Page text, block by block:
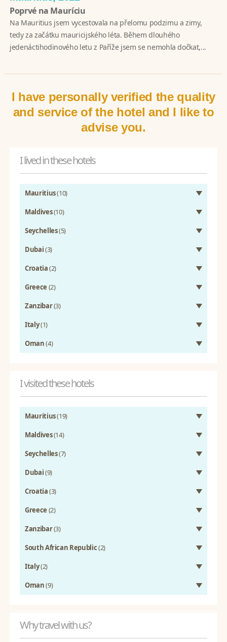
Poprvé na Mauríciu
Na Mauritius jsem vycestovala na přelomu podzimu a zimy,
tedy za začátku mauricijského léta. Během dlouhého
jedenáctihodinového letu z Paříže jsem se nemohla dočkat,...
I have personally verified the quality
and service of the hotel and I like to
advise you.
I lived in these hotels
Mauritius(10)
Maldives(10)
Seychelles(5)
Dubai(3)
Croatia(2)
Greece (2)
Zanzibar(3)
Italy(1)
Oman(4)
I visited these hotels
Mauritius(19)
Maldives(14)
Seychelles(7)
Dubai(9)
Croatia(3)
Greece (2)
Zanzibar(3)
South African Republic(2)
Italy(2)
Oman(9)
Why travel with us?